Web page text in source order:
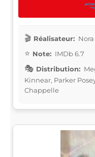
Réalisateur:
Note: IMDb 6.7
Distribution:
Kinnear, Parker
Chappelle